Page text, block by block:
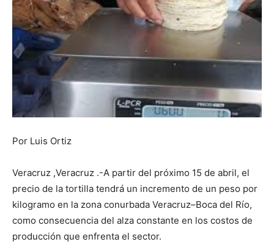
Por Luis Ortiz
Veracruz ,Veracruz .-A partir del próximo 15 de abril, el
precio de la tortilla tendrá un incremento de un peso por
kilogramo en la zona conurbada Veracruz–Boca del Río,
como consecuencia del alza constante en los costos de
producción que enfrenta el sector.